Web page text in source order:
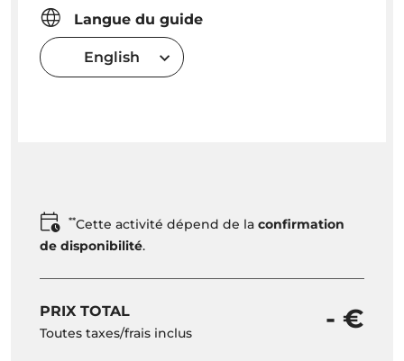
Langue du guide
English
**Cette activité dépend de la confirmation
de disponibilité.
PRIX TOTAL
Toutes taxes/frais inclus - €